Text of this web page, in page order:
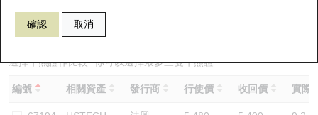
確認 取消
選擇牛熊證作比較 *你可以選擇最多三隻牛熊證
編號 相關資產 發行商 行使價 收回價 實際
認股證到期結算價查詢
認股證分析儀
認股證速算機
正股牛熊證列表
新發行瑞銀牛熊證
已收回牛熊證剩餘價值
資金流
街貨統計
三十大平均引伸波幅
國指成份股
科指成份股
相關資產沽空
認股證投資者教育
牛熊證投資者教育
認股證牛熊證常問問題